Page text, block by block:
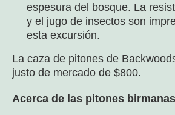
espesura del bosque. La
y el jugo de insectos son
esta excursión.
La caza de pitones de
justo de mercado de $800.
Acerca de las pitones birmanas